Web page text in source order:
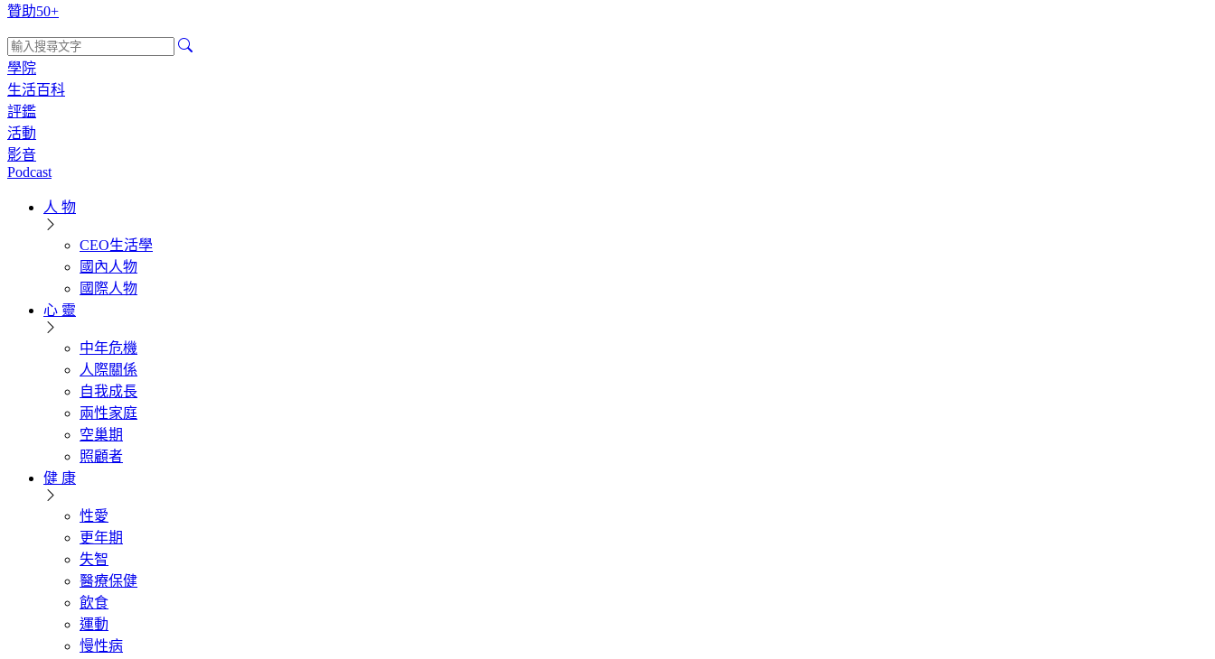
贊助50+
學院
生活百科
評鑑
活動
影音
Podcast
人 物
CEO生活學
國內人物
國際人物
心 靈
中年危機
人際關係
自我成長
兩性家庭
空巢期
照顧者
健 康
性愛
更年期
失智
醫療保健
飲食
運動
慢性病